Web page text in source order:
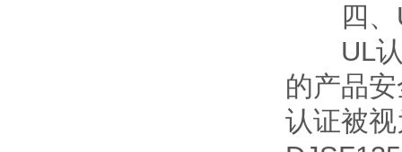
四、
UL认
的产品
认证被